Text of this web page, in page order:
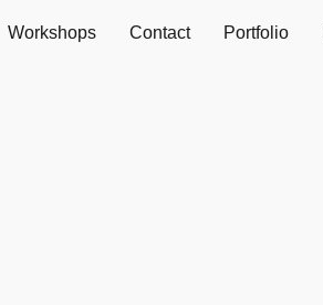
Workshops Contact Portfolio